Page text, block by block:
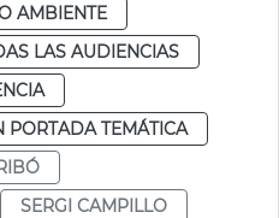
AMBIENTE
LAS AUDIENCIAS
PORTADA TEMÁTICA
SERGI CAMPILLO